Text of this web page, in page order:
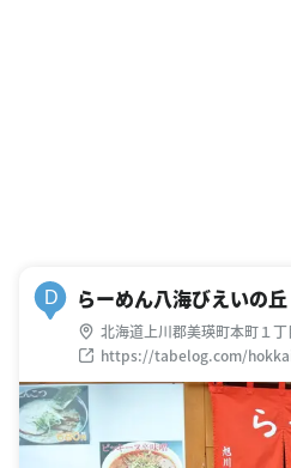
D らーめん八海びえいの丘
北海道上川郡美瑛町本町１丁
https://tabelog.com/